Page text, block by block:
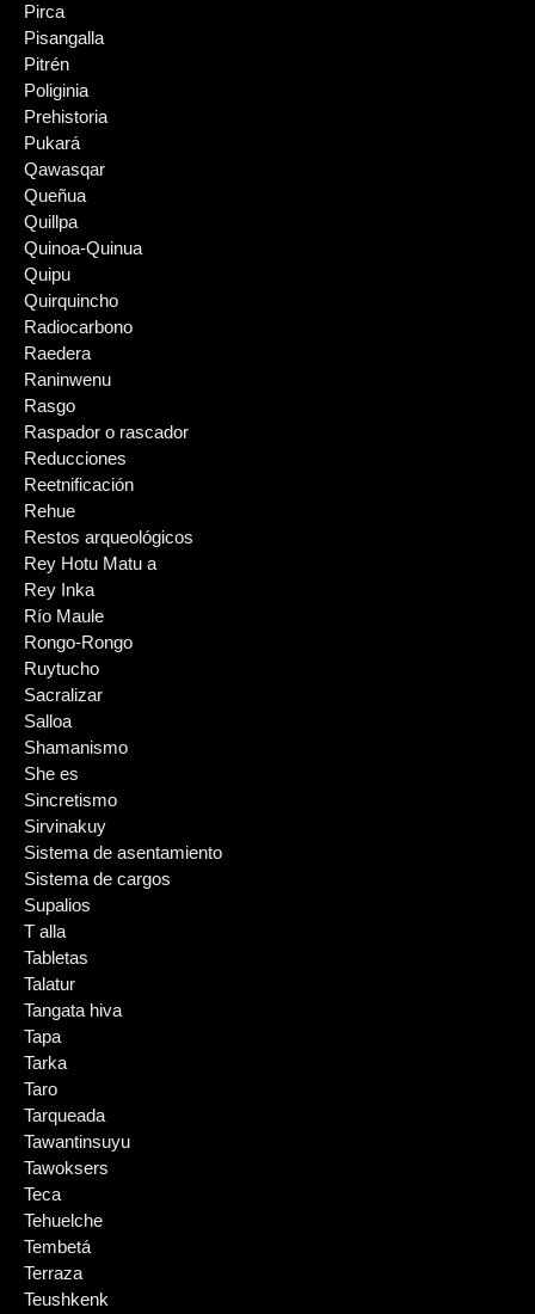
Pirca
Pisangalla
Pitrén
Poliginia
Prehistoria
Pukará
Qawasqar
Queñua
Quillpa
Quinoa-Quinua
Quipu
Quirquincho
Radiocarbono
Raedera
Raninwenu
Rasgo
Raspador o rascador
Reducciones
Reetnificación
Rehue
Restos arqueológicos
Rey Hotu Matu a
Rey Inka
Río Maule
Rongo-Rongo
Ruytucho
Sacralizar
Salloa
Shamanismo
She es
Sincretismo
Sirvinakuy
Sistema de asentamiento
Sistema de cargos
Supalios
T alla
Tabletas
Talatur
Tangata hiva
Tapa
Tarka
Taro
Tarqueada
Tawantinsuyu
Tawoksers
Teca
Tehuelche
Tembetá
Terraza
Teushkenk